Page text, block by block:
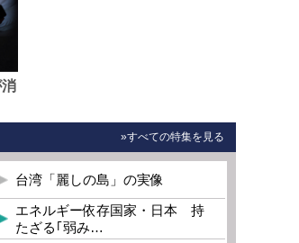
»すべての特集を見る
台湾「麗しの島」の実像
エネルギー依存国家・日本 持
たざる｢弱み…